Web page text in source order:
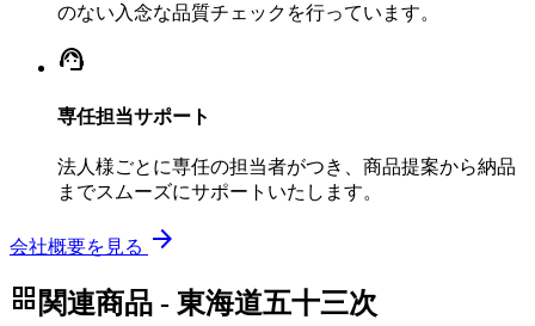
のない入念な品質チェックを行っています。
support_agent
専任担当サポート
法人様ごとに専任の担当者がつき、商品提案から納品
までスムーズにサポートいたします。
会社概要を見る arrow_forward
grid_view 関連商品 - 東海道五十三次